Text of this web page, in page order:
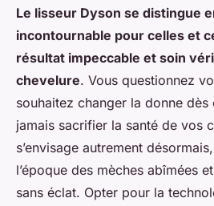
Lisseur Dyson :
idéale pour des
parfaitement
Alexandre• 28 février 2026•11 min
Le lisseur Dyson se distingue
incontournable pour celles et
résultat impeccable et soin
chevelure. Vous questionnez
souhaitez changer la donne dès
jamais sacrifier la santé de vos
s’envisage autrement
l’époque des mèches abîmées
sans éclat. Opter pour la